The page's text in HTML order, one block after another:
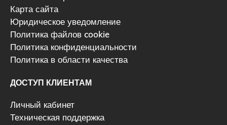
Карта сайта
Юридическое уведомление
Политика файлов cookie
Политика конфиденциальности
Политика в области качества
ДОСТУП КЛИЕНТАМ
Личный кабинет
Техническая поддержка